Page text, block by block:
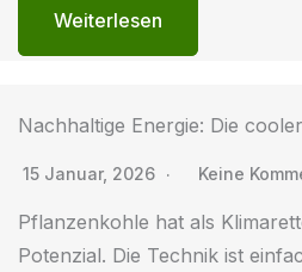
Weiterlesen
Nachhaltige Energie: Die
15 Januar, 2026 Keine
Pflanzenkohle hat als
Potenzial. Die Technik ist